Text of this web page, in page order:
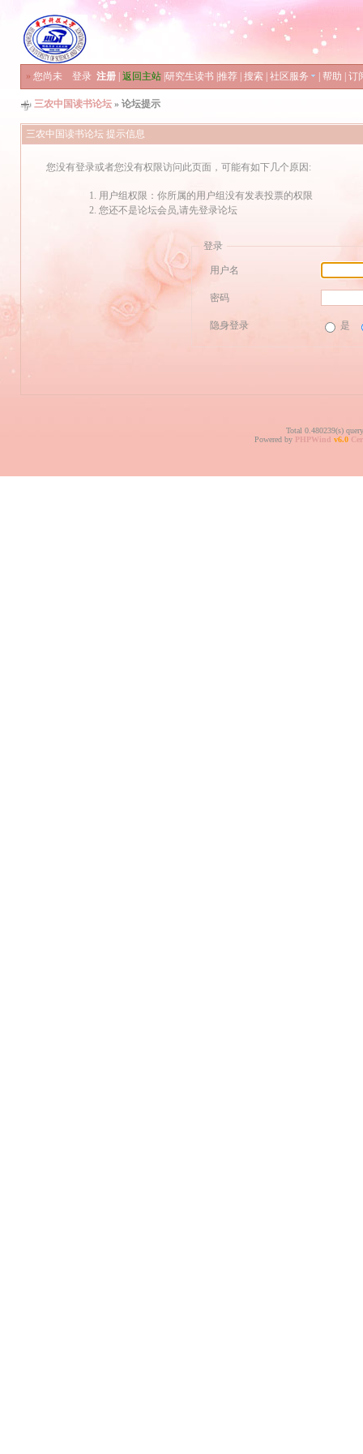
» 您尚未 登录 注册 返回主站 研究生读书 推荐 搜索 社区服务 帮助 订
三农中国读书论坛 » 论坛提示
三农中国读书论坛 提示信息
您没有登录或者您没有权限访问此页面，可能有如下几个原因:
用户组权限：你所属的用户组没有发表投票的权限
您还不是论坛会员,请先登录论坛
登录
用户名
密码
隐身登录 是
Total 0.480239(s)
Powered by PHPWind v6.0